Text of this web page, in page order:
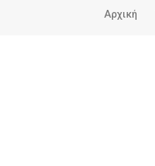
Αρχική